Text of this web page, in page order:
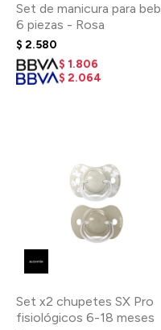
Set de manicura para
6 piezas - Rosa
$ 2.580
$ 1.806
$ 2.064
Set x2 chupetes SX Pro
fisiológicos 6-18 meses